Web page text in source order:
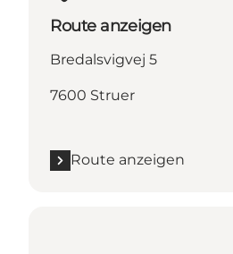
Route anzeigen
Bredalsvigvej 5
7600 Struer
Route anzeigen